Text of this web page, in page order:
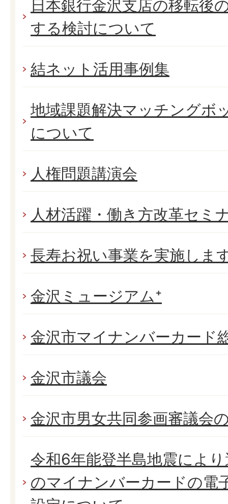
日本銀行金沢支店の移転後
する検討について
結ネット活用事例集
地域課題解決マッチングボ
について
人権問題講演会
人材活躍・働き方改革セミ
長寿お祝い事業を実施しま
金沢ミュージアム⁺
金沢市マイナンバーカード
金沢市議会
金沢市男女共同参画審議会
令和6年能登半島地震によ
のマイナンバーカードの電